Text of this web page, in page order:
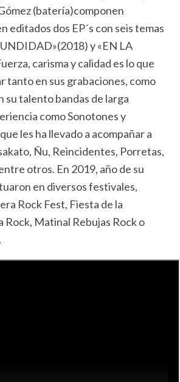
(batería)componen
editados dos EP´s con seis temas
y «EN LA
carisma y calidad es lo que
tanto en sus grabaciones, como
su talento bandas de larga
como Sonotones y
les ha llevado a acompañar a
Ñu, Reincidentes, Porretas,
otros. En 2019, año de su
en diversos festivales,
Rock Fest, Fiesta de la
Rock, Matinal Rebujas Rock o